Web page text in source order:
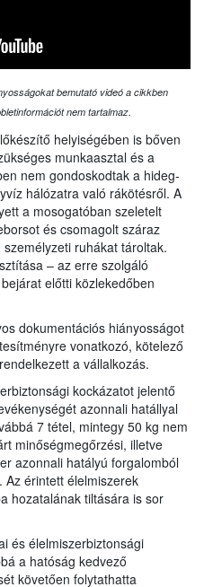
bemutató videó a cikkben
nem tartalmaz.
helyiségében is bőven
munkaasztal és a
nem gondoskodtak a hideg-
hálózatra való rákötésről. A
a mosogatóban szeletelt
és csomagolt száraz
ruhákat tároltak.
– az erre szolgáló
előtti közlekedőben
dokumentációs hiányosságot
vonatkozó, kötelező
a vállalkozás.
kockázatot jelentő
azonnali hatállyal
7 tétel, mintegy 50 kg nem
minőségmegőrzési, illetve
azonnali hatályú forgalomból
Az érintett élelmiszerek
hozatalának tiltására is sor
és élelmiszerbiztonsági
a hatóság kedvező
követően folytathatta